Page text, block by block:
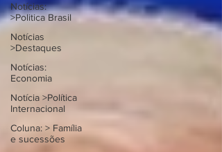
Notícias:
>Politica Brasil
Notícias
>Destaques
Notícias:
Economia
Notícia >Política
Internacional
Coluna: > Família
e sucessões